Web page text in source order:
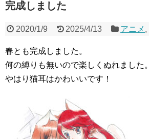
完成しました
2020/1/9 2025/4/13 アニメ ,
春とも完成しました。
何の縛りも無いので楽しくぬれました。
やはり猫耳はかわいいです！